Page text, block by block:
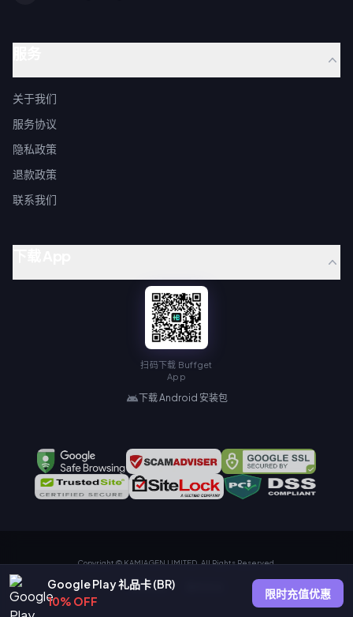
Google Play 礼品卡 (BR)
10% OFF
限时充值优惠
关于我们
服务协议
隐私政策
退款政策
联系我们
扫码下载 Buffget
App
下载 Android 安装包
Copyright © KAMIAGEN LIMITED. All Rights Reserved.
隐私政策